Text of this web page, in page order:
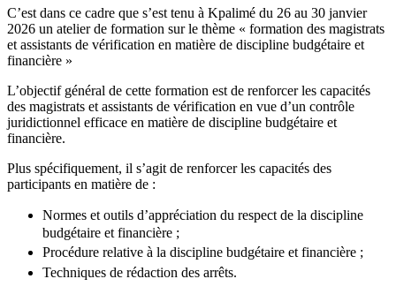
C’est dans ce cadre que s’est tenu à Kpalimé du 26 au 30 janvier
2026 un atelier de formation sur le thème « formation des magistrats
et assistants de vérification en matière de discipline budgétaire et
financière »
L’objectif général de cette formation est de renforcer les capacités
des magistrats et assistants de vérification en vue d’un contrôle
juridictionnel efficace en matière de discipline budgétaire et
financière.
Plus spécifiquement, il s’agit de renforcer les capacités des
participants en matière de :
Normes et outils d’appréciation du respect de la discipline
budgétaire et financière ;
Procédure relative à la discipline budgétaire et financière ;
Techniques de rédaction des arrêts.